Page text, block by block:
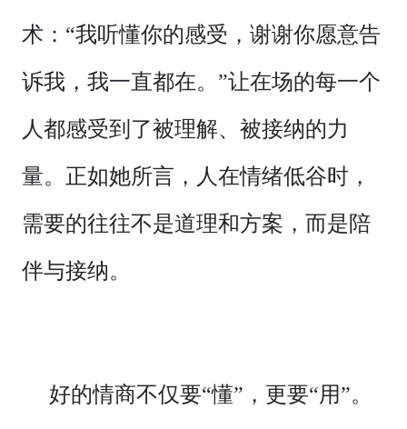
术：“我听懂你的感受，谢谢你愿意告
诉我，我一直都在。”让在场的每一个
人都感受到了被理解、被接纳的力
量。正如她所言，人在情绪低谷时，
需要的往往不是道理和方案，而是陪
伴与接纳。
好的情商不仅要“懂”，更要“用”。